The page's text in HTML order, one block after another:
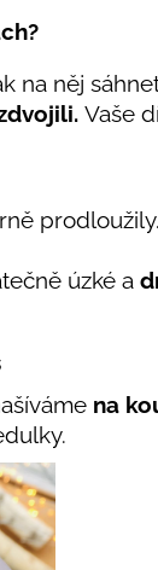
na něj
Vaše
úzké a
na